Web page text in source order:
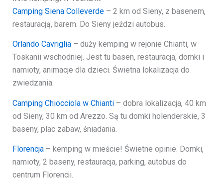
Camping Siena Colleverde– 2 km od Sieny, z basenem,
restauracją, barem. Do Sieny jeździ autobus.
Orlando Cavriglia– duży kemping w rejonie Chianti, w
Toskanii wschodniej. Jest tu basen, restauracja, domki i
namioty, animacje dla dzieci. Świetna lokalizacja do
zwiedzania.
Camping Chiocciola w Chianti– dobra lokalizacja, 40 km
od Sieny, 30 km od Arezzo. Są tu domki holenderskie, 3
baseny, plac zabaw, śniadania.
Florencja – kemping w mieście! Świetne opinie. Domki,
namioty, 2 baseny, restauracja, parking, autobus do
centrum Florencji.